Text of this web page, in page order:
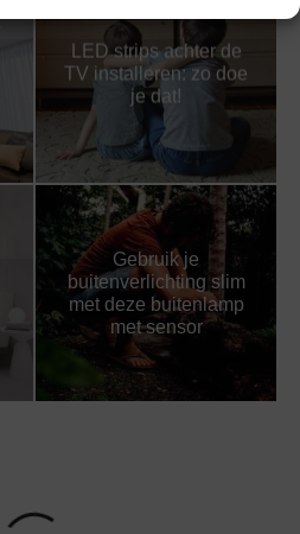
LED strips achter de
TV installeren: zo doe
je dat!
Gebruik je
buitenverlichting slim
met deze buitenlamp
met sensor